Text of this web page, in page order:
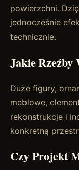
powierzchni.
jednocześnie
technicznie.
Jakie Rzeźby
Duże figury,
meblowe,
rekonstrukcje i
konkretną
Czy Projekt